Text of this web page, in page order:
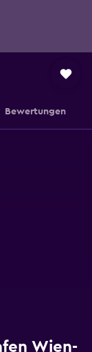
Bewertungen
Wien-